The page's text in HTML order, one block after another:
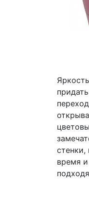
время